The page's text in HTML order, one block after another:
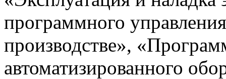
программного
производстве»,
автоматизированного